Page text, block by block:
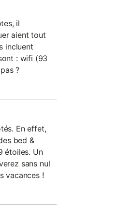
il
aient tout
incluent
: wifi (93
?
En effet,
bed &
étoiles. Un
sans nul
vacances !